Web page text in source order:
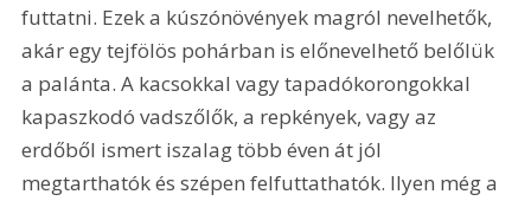
futtatni. Ezek a kúszónövények magról nevelhetők,
akár egy tejfölös pohárban is előnevelhető belőlük
a palánta. A kacsokkal vagy tapadókorongokkal
kapaszkodó vadszőlők, a repkények, vagy az
erdőből ismert iszalag több éven át jól
megtarthatók és szépen felfuttathatók. Ilyen még a